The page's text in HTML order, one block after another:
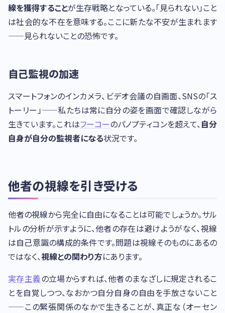
線を獲得することが生存戦略となっている。「見られない」こと
は社会的な不在を意味する。ここに新たな不安が生まれます
——見られないことの恐怖です。
自己監視の加速
スマートフォンのインカメラ、ビデオ会議の自画面、SNSの「ス
トーリー」——私たちは常に自分の姿を画面で確認しながら
生きています。これはフーコーのパノプティコンを超えて、自分
自身が自分の監視者になる状況です。
他者の視線を引き受ける
他者の視線から完全に自由になることは可能でしょうか。サル
トルの分析が示すように、他者の存在は避けようがなく、視線
は自己意識の構成的条件です。問題は視線そのものにあるの
ではなく、視線との関わり方にあります。
実存主義の立場からすれば、他者のまなざしに規定されるこ
とを自覚しつつ、なおかつ自分自身の自由を手放さないこと
——この緊張関係のなかで生きることが、真正な（オーセン